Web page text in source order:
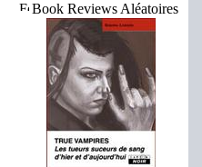
Book Reviews Aléatoires